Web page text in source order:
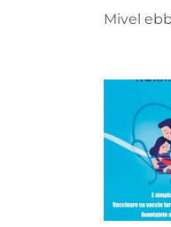
Mivel